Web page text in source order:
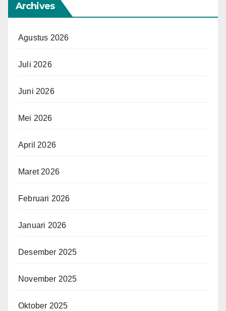
Archives
Agustus 2026
Juli 2026
Juni 2026
Mei 2026
April 2026
Maret 2026
Februari 2026
Januari 2026
Desember 2025
November 2025
Oktober 2025